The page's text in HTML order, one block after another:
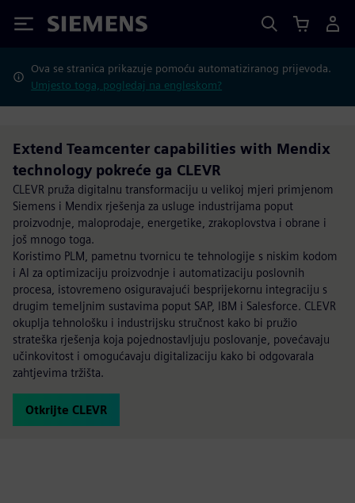
Siemens
Ova se stranica prikazuje pomoću automatiziranog prijevoda.
Umjesto toga, pogledaj na engleskom?
Extend Teamcenter capabilities with Mendix
technology pokreće ga CLEVR
CLEVR pruža digitalnu transformaciju u velikoj mjeri primjenom
Siemens i Mendix rješenja za usluge industrijama poput
proizvodnje, maloprodaje, energetike, zrakoplovstva i obrane i
još mnogo toga.
Koristimo PLM, pametnu tvornicu te tehnologije s niskim kodom
i AI za optimizaciju proizvodnje i automatizaciju poslovnih
procesa, istovremeno osiguravajući besprijekornu integraciju s
drugim temeljnim sustavima poput SAP, IBM i Salesforce. CLEVR
okuplja tehnološku i industrijsku stručnost kako bi pružio
strateška rješenja koja pojednostavljuju poslovanje, povećavaju
učinkovitost i omogućavaju digitalizaciju kako bi odgovarala
zahtjevima tržišta.
Otkrijte CLEVR